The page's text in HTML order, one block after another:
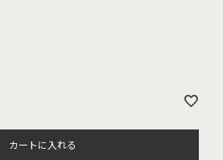
カートに入れる